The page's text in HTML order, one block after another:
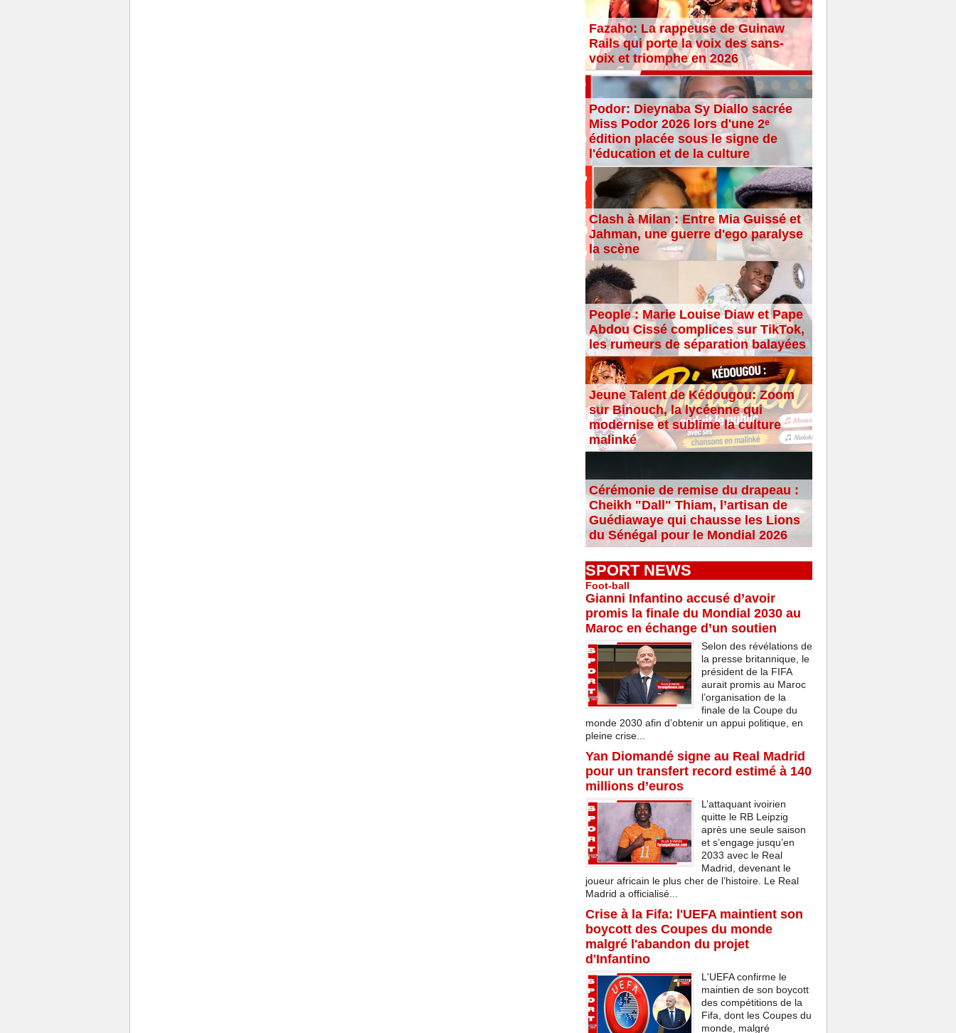
Fazaho: La rappeuse de Guinaw
Rails qui porte la voix des sans-
voix et triomphe en 2026
Podor: Dieynaba Sy Diallo sacrée
Miss Podor 2026 lors d'une 2ᵉ
édition placée sous le signe de
l'éducation et de la culture
Clash à Milan : Entre Mia Guissé et
Jahman, une guerre d'ego paralyse
la scène
People : Marie Louise Diaw et Pape
Abdou Cissé complices sur TikTok,
les rumeurs de séparation balayées
Jeune Talent de Kédougou: Zoom
sur Binouch, la lycéenne qui
modernise et sublime la culture
malinké
Cérémonie de remise du drapeau :
Cheikh "Dall" Thiam, l’artisan de
Guédiawaye qui chausse les Lions
du Sénégal pour le Mondial 2026
SPORT NEWS
Foot-ball
Gianni Infantino accusé d’avoir
promis la finale du Mondial 2030 au
Maroc en échange d’un soutien
Selon des révélations de
la presse britannique, le
président de la FIFA
aurait promis au Maroc
l’organisation de la
finale de la Coupe du
monde 2030 afin d’obtenir un appui politique, en
pleine crise...
Yan Diomandé signe au Real Madrid
pour un transfert record estimé à 140
millions d’euros
L’attaquant ivoirien
quitte le RB Leipzig
après une seule saison
et s’engage jusqu’en
2033 avec le Real
Madrid, devenant le
joueur africain le plus cher de l’histoire. Le Real
Madrid a officialisé...
Crise à la Fifa: l'UEFA maintient son
boycott des Coupes du monde
malgré l'abandon du projet
d'Infantino
L'UEFA confirme le
maintien de son boycott
des compétitions de la
Fifa, dont les Coupes du
monde, malgré